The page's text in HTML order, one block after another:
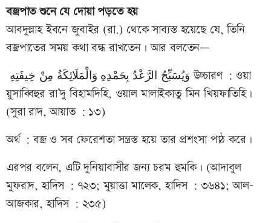
বজ্রপাত শুনে যে দোয়া পড়তে হয়
আবদুল্লাহ ইবনে জুবাইর (রা.) থেকে সাব্যস্ত হয়েছে যে, তিনি
বজ্রপাতের সময় কথা বন্ধ রাখতেন। আর বলতেন—
য়ুসাব্বিহুর রা’দু বিহামদিহি, ওয়াল মালাইকাতু মিন খিয়ফাতিহি।
(সুরা রাদ, আয়াত : ১৩)
অর্থ : বজ্র ও সব ফেরেশতা সন্ত্রস্ত হয়ে তার প্রশংসা পাঠ করে।
এরপর বলেন, এটি দুনিয়াবাসীর জন্য চরম হুমকি। (আদাবুল
মুফরাদ, হাদিস : ৭২৩; মুয়াত্তা মালেক, হাদিস : ৩৬৪১; আল-
আজকার, হাদিস : ২৩৫)